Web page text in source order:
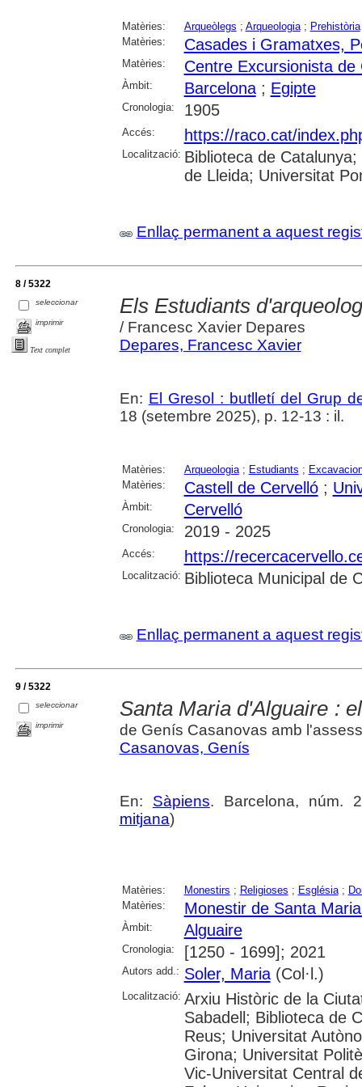
Matèries: Arqueòlegs ; Arqueologia; Prehistòria
Matèries:
Casades i Gramatxes,
Matèries: Centre Excursionista de
Àmbit: Barcelona; Egipte
Cronologia: 1905
Accés: https://raco.cat/
Localització: Biblioteca de
de Lleida; Universitat
Enllaç permanent a aquest
8 / 5322
seleccionar
imprimir
Text complet
Els Estudiants
/ Francesc Xavier Depares
Depares, Francesc Xavier
En: El Gresol : butlletí del Grup
18 (setembre 2025), p. 12-13 : il.
Matèries: Arqueologia; Estudiants ;
Matèries:
Castell de Cervelló;
Àmbit: Cervelló
Cronologia: 2019 - 2025
Accés: https://
Localització: Biblioteca Municipal de
Enllaç permanent a aquest
9 / 5322
seleccionar
imprimir
Santa Maria d'Alguaire :
de Genís Casanovas amb
Casanovas, Genís
En: Sàpiens. Barcelona, núm.
mitjana)
Matèries: Monestirs ; Religioses ; Església;
Matèries:
Monestir de Santa
Àmbit: Alguaire
Cronologia: [1250 - 1699]; 2021
Autors add.: Soler, Maria(Col·l.)
Localització: Arxiu Històric de la
Sabadell; Biblioteca de
Reus; Universitat
Girona; Universitat
Vic-Universitat Central